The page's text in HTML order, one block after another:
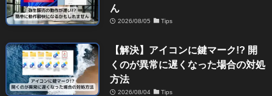
ん
2026/08/05 Tips
【解決】アイコンに鍵マーク!? 開
くのが異常に遅くなった場合の対処
方法
2026/08/04 Tips